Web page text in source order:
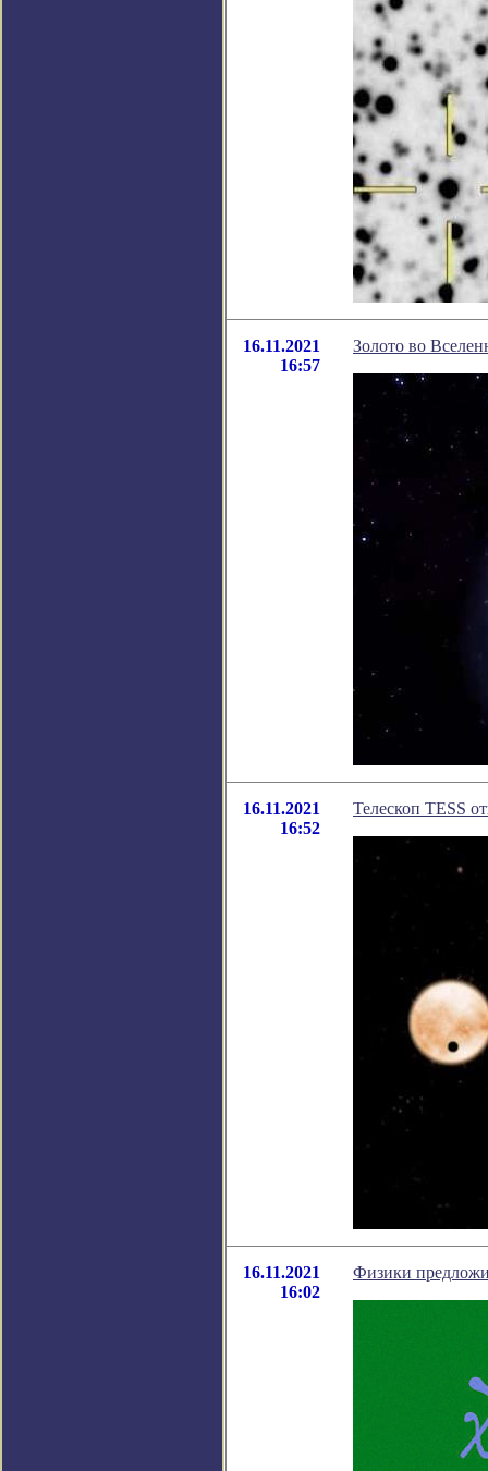
16.11.2021
16:57
Золото во
16.11.2021
16:52
Телескоп TESS
16.11.2021
16:02
Физики